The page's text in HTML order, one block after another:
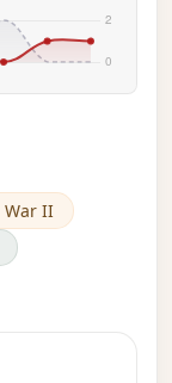
War II